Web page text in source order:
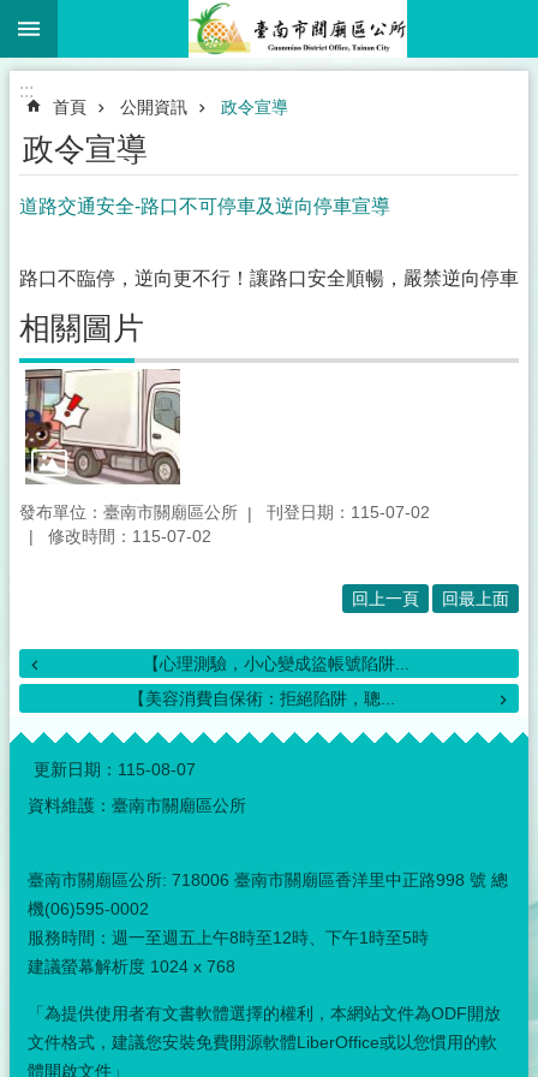
跳到主要內容區塊
:::
首頁 公開資訊 政令宣導
政令宣導
道路交通安全-路口不可停車及逆向停車宣導
路口不臨停，逆向更不行！讓路口安全順暢，嚴禁逆向停車
相關圖片
發布單位：臺南市關廟區公所
刊登日期：115-07-02
修改時間：115-07-02
回上一頁 回最上面
【心理測驗，小心變成盜帳號陷阱...
【美容消費自保術：拒絕陷阱，聰...
:::
更新日期： 115-08-07
資料維護：臺南市關廟區公所
臺南市關廟區公所: 718006 臺南市關廟區香洋里中正路998 號 總
機(06)595-0002
服務時間：週一至週五上午8時至12時、下午1時至5時
建議螢幕解析度 1024 x 768
「為提供使用者有文書軟體選擇的權利，本網站文件為ODF開放
文件格式，建議您安裝免費開源軟體LiberOffice或以您慣用的軟
體開啟文件」